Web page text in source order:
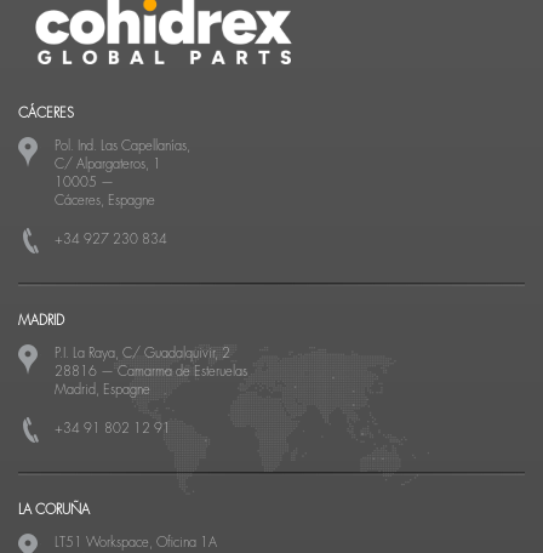
CÁCERES
Pol. Ind. Las Capellanías,
C/ Alpargateros, 1
10005 —
Cáceres, Espagne
+34 927 230 834
MADRID
P.I. La Raya, C/ Guadalquivir, 2
28816 — Camarma de Esteruelas
Madrid, Espagne
+34 91 802 12 91
LA CORUÑA
LT51 Workspace, Oficina 1A